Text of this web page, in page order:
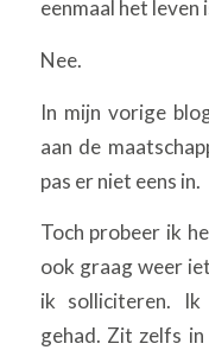
eenmaal het leven
Nee.
In mijn vorige
aan de
pas er niet eens in.
Toch probeer ik
ook graag weer
ik solliciteren. Ik
gehad. Zit zelfs